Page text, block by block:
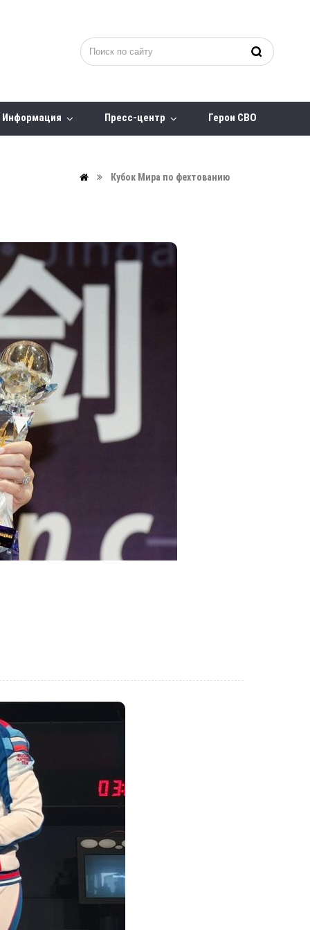
Информация Пресс-центр Герои СВО
Кубок Мира по фехтованию